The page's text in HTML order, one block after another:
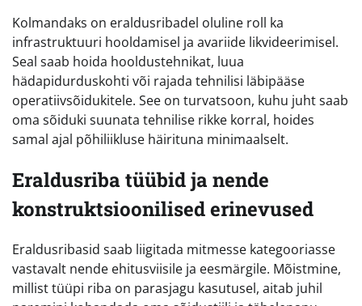
Kolmandaks on eraldusribadel oluline roll ka
infrastruktuuri hooldamisel ja avariide likvideerimisel.
Seal saab hoida hooldustehnikat, luua
hädapidurduskohti või rajada tehnilisi läbipääse
operatiivsõidukitele. See on turvatsoon, kuhu juht saab
oma sõiduki suunata tehnilise rikke korral, hoides
samal ajal põhiliikluse häirituna minimaalselt.
Eraldusriba tüübid ja nende
konstruktsioonilised erinevused
Eraldusribasid saab liigitada mitmesse kategooriasse
vastavalt nende ehitusviisile ja eesmärgile. Mõistmine,
millist tüüpi riba on parasjagu kasutusel, aitab juhil